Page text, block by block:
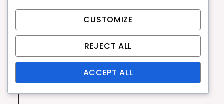
CUSTOMIZE
REJECT ALL
ACCEPT ALL